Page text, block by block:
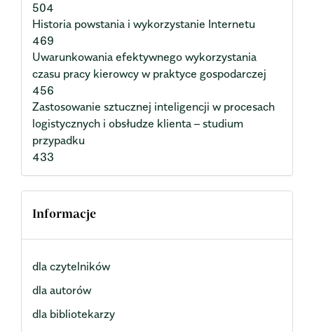
504
Historia powstania i wykorzystanie Internetu
469
Uwarunkowania efektywnego wykorzystania
czasu pracy kierowcy w praktyce gospodarczej
456
Zastosowanie sztucznej inteligencji w procesach
logistycznych i obsłudze klienta – studium
przypadku
433
Informacje
dla czytelników
dla autorów
dla bibliotekarzy